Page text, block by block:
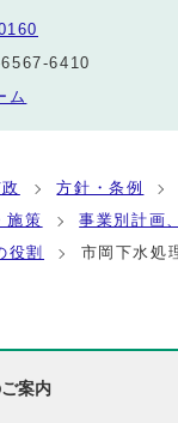
6410
ム
方針・条例
施策
事業別計画
役割 市岡下水処
案内